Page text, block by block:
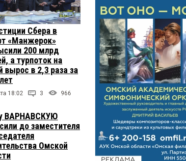
Сбера в
«Манжерок»
200 млрд
а турпоток на
вырос в 2,3 раза за
18:02 3 966
ВАРНАВСКУЮ
до заместителя
Омской